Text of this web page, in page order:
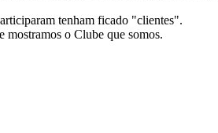
tenham ficado "clientes".
mostramos o Clube que somos.